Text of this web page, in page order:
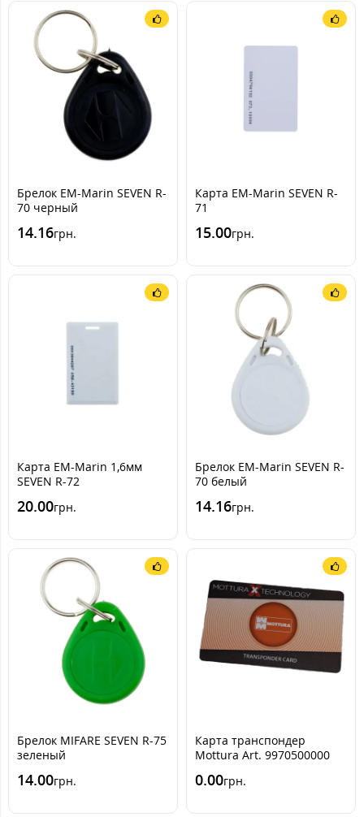
Брелок EM-Marin SEVEN R-
70 черный
14.16грн.
Карта EM-Marin SEVEN R-
71
15.00грн.
Карта EM-Marin 1,6мм
SEVEN R-72
20.00грн.
Брелок EM-Marin SEVEN R-
70 белый
14.16грн.
Брелок MIFARE SEVEN R-75
зеленый
14.00грн.
Карта транспондер
Mottura Art. 9970500000
0.00грн.